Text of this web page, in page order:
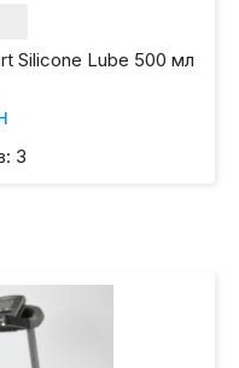
Silicone Lube 500 мл